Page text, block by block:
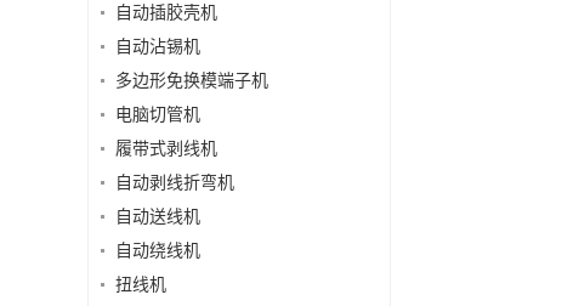
自动插胶壳机
自动沾锡机
多边形免换模端子机
电脑切管机
履带式剥线机
自动剥线折弯机
自动送线机
自动绕线机
扭线机